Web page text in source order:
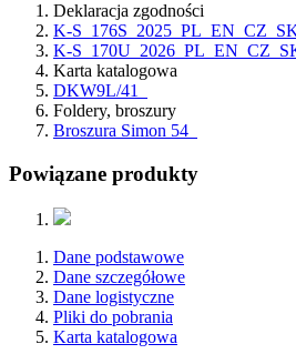
Deklaracja zgodności
K-
K-
Karta katalogowa
DKW9L/41
Foldery, broszury
Broszura Simon 54
Powiązane produkty
Dane podstawowe
Dane szczegółowe
Dane logistyczne
Pliki do pobrania
Karta katalogowa